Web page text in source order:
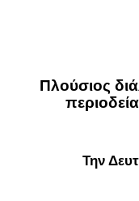
Πλούσιος
 Την